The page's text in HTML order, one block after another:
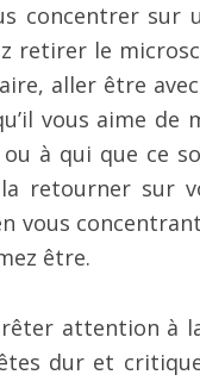
concentrer sur
retirer le
aller être
vous aime
à qui que ce
retourner sur
vous
être.
attention à
dur et